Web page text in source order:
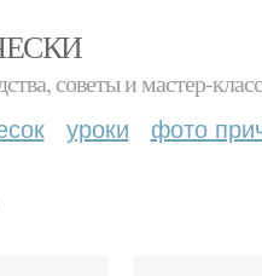
советы и мастер-
уроки фото